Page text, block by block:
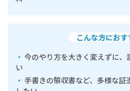
こんな方におす
今のやり方を大きく変えずに、
い
手書きの領収書など、多様な証